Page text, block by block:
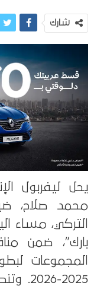
شارك
يحل ليفربول
محمد صلاح،
التركي، مساء
بارك”، ضمن
المجموعات
2025-